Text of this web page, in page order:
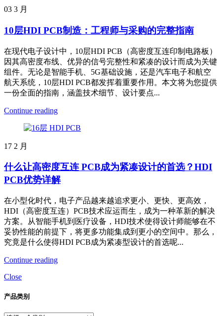
03 3 月
10层HDI PCB制造：工程师与采购的完整指南
在现代电子设计中，10层HDI PCB（高密度互连印制电路板）
因其高密度布线、优异的信号完整性和紧凑的设计而成为关键
组件。无论是智能手机、5G基础设施，还是汽车电子和航空
航天系统，10层HDI PCB都发挥着重要作用。本文将为您提供
一份全面的指南，涵盖技术细节、设计要点...
Continue reading
17 2 月
什么让高密度互连 PCB成为紧凑设计的首选？HDI
PCB优势详解
在小型化时代，电子产品越来越追求更小、更快、更高效，
HDI（高密度互连）PCB技术应运而生，成为一种革新的解决
方案。从智能手机到医疗设备，HDI技术使得设计师能够在不
妥协性能的前提下，将更多功能集成到更小的空间中。那么，
究竟是什么使得HDI PCB成为紧凑型设计的首选呢...
Continue reading
Close
产品类别